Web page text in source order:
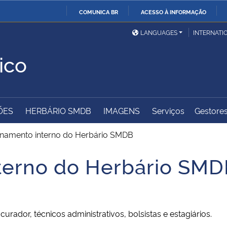
COMUNICA BR ACESSO À INFORMAÇÃO
Ministério da Defesa
Ministério das Relações
Exteriores
Ministério da Cidadania
Ministério do
Desenvolvimento Regional
Controladoria-Geral da
União
Advocacia-Geral da União Banco Central do Brasil
LANGUAGES
HERBÁRIO SMDB IMAGENS Serviços
interno do Herbário SMDB
do Herbário
técnicos administrativos, bolsistas e estagiários.